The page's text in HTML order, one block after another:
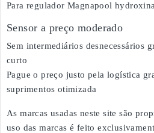
Para regulador Magnapool
Sensor a preço moderado
Sem intermediários desnecessários
curto
Pague o preço justo pela logística
suprimentos otimizada
As marcas usadas neste site são
uso das marcas é feito